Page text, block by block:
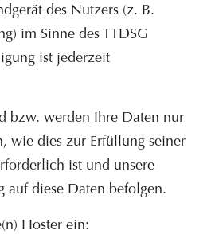
des Nutzers (z. B.
im Sinne des TTDSG
ist jederzeit
bzw. werden Ihre Daten nur
wie dies zur Erfüllung seiner
ist und unsere
auf diese Daten befolgen.
Hoster ein: